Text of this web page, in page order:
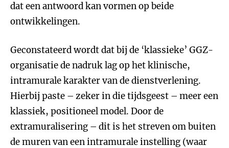
dat een antwoord kan vormen op beide
ontwikkelingen.
Geconstateerd wordt dat bij de ‘klassieke’ GGZ-
organisatie de nadruk lag op het klinische,
intramurale karakter van de dienstverlening.
Hierbij paste – zeker in die tijdsgeest – meer een
klassiek, positioneel model. Door de
extramuralisering – dit is het streven om buiten
de muren van een intramurale instelling (waar